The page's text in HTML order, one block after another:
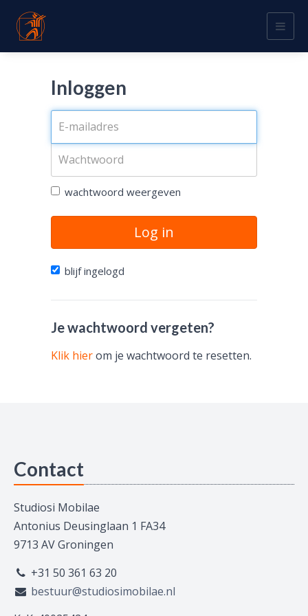
Inloggen
wachtwoord weergeven
Log in
blijf ingelogd
Je wachtwoord vergeten?
Klik hierom je wachtwoord te resetten.
Contact
Studiosi Mobilae
Antonius Deusinglaan 1 FA34
9713 AV Groningen
+31 50 361 63 20
bestuur@studiosimobilae.nl